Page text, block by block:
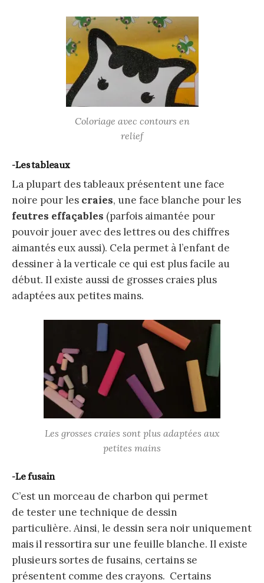
Coloriage avec contours en
relief
-Les tableaux
La plupart des tableaux présentent une face
noire pour les craies, une face blanche pour les
feutres effaçables (parfois aimantée pour
pouvoir jouer avec des lettres ou des chiffres
aimantés eux aussi). Cela permet à l’enfant de
dessiner à la verticale ce qui est plus facile au
début. Il existe aussi de grosses craies plus
adaptées aux petites mains.
Les grosses craies sont plus adaptées aux
petites mains
-Le fusain
C’est un morceau de charbon qui permet
de tester une technique de dessin
particulière. Ainsi, le dessin sera noir uniquement
mais il ressortira sur une feuille blanche. Il existe
plusieurs sortes de fusains, certains se
présentent comme des crayons. Certains